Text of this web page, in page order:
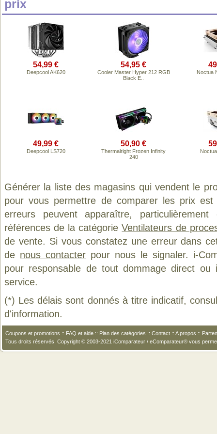
prix
54,99 €
Deepcool AK620
54,95 €
Cooler Master Hyper 212 RGB
Black E..
Noctua
49,99 €
Deepcool LS720
50,90 €
Thermalright Frozen Infinity
240
Générer la liste des magasins qui vendent le
pour vous permettre de comparer les prix
erreurs peuvent apparaître,
références de la catégorieVentilateurs de
de vente. Si vous constatez une erreur dans
de nous contacter pour nous le signaler. i-
pour responsable de tout dommage direct
service.
(*) Les délais sont donnés à titre indicatif,
d'information.
Coupons et promotions :: FAQ et aide :: Plan des catégories :: Contact :: A propos ::
Tous droits réservés. Copyright © 2003-2021 iComparateur / eComparateur® vous